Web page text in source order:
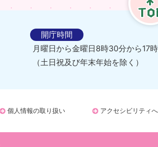
開庁時間
月曜日から金曜日8時30分から17
（土日祝及び年末年始を除く）
個人情報の取り扱い アクセシビリティ